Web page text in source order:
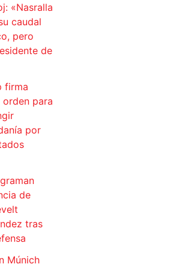
«Nasralla
caudal
pero
de
firma
orden para
por
de
tras
Múnich